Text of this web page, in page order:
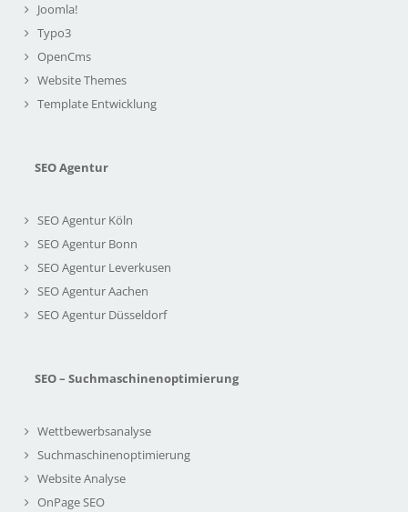
Joomla!
Typo3
OpenCms
Website Themes
Template Entwicklung
SEO Agentur
SEO Agentur Köln
SEO Agentur Bonn
SEO Agentur Leverkusen
SEO Agentur Aachen
SEO Agentur Düsseldorf
SEO – Suchmaschinenoptimierung
Wettbewerbsanalyse
Suchmaschinenoptimierung
Website Analyse
OnPage SEO